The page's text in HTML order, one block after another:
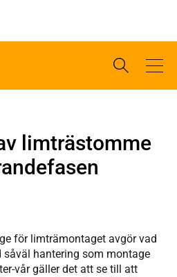
limträstomme
för limträmontaget avgör vad
hantering som montage
vår gäller det att se till att